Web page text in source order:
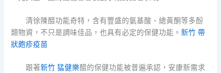
清徐陳醋功能奇特，含有豐盛的氨基酸、總黃酮等多酚
類物資，不只是調味佳品，也具有必定的保健功能。新竹 帶
狀皰疹疫苗
跟著新竹 猛健樂醋的保健功能被普遍承認，安康新需求